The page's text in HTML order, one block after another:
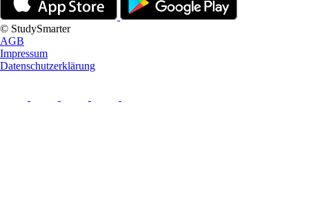
© StudySmarter
AGB
Impressum
Datenschutzerklärung